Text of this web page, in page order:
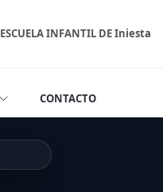
ESCUELA INFANTIL DE Iniesta
CONTACTO